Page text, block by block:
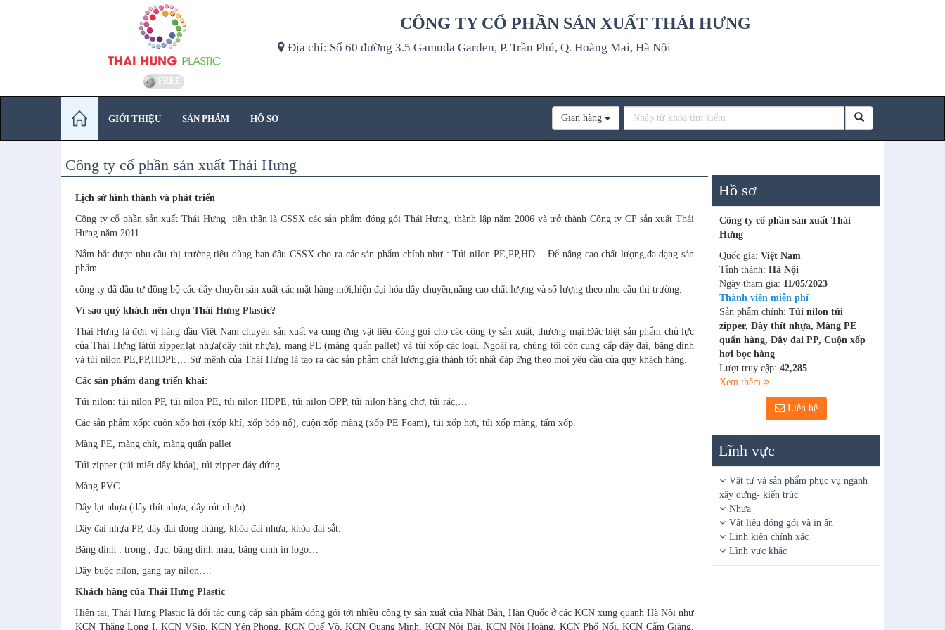
FREE
CÔNG TY CỔ PHẦN SẢN XUẤT THÁI HƯNG
Địa chỉ: Số 60 đường 3.5 Gamuda Garden, P. Trần Phú, Q. Hoàng Mai, Hà Nội
Gian hàng
GIỚI THIỆU SẢN PHẨM HỒ SƠ
Hồ sơ
Công ty cổ phần sản xuất Thái
Hưng
Quốc gia: Việt Nam
Tỉnh thành: Hà Nội
Ngày tham gia: 11/05/2023
Thành viên miễn phí
Sản phẩm chính: Túi nilon túi
zipper, Dây thít nhựa, Màng PE
quấn hàng, Dây đai PP, Cuộn xốp
hơi bọc hàng
Lượt truy cập: 42,285
Xem thêm
Liên hệ
Lĩnh vực
Vật tư và sản phẩm phục vụ ngành
xây dựng- kiến trúc
Nhựa
Vật liệu đóng gói và in ấn
Linh kiện chính xác
Lĩnh vực khác
Công ty cổ phần sản xuất Thái Hưng
Lịch sử hình thành và phát triển
Công ty cổ phần sản xuất Thái Hưng tiền thân là CSSX các sản phẩm đóng gói Thái Hưng, thành lập năm 2006 và trở thành Công ty CP sản xuất Thái
Hưng năm 2011
Nắm bắt được nhu cầu thị trường tiêu dùng ban đầu CSSX cho ra các sản phẩm chính như : Túi nilon PE,PP,HD …Để nâng cao chất lượng,đa dạng sản
phẩm
công ty đã đầu tư đồng bộ các dây chuyền sản xuất các mặt hàng mới,hiện đại hóa dây chuyền,nâng cao chất lượng và số lượng theo nhu cầu thị trường.
Vì sao quý khách nên chọn Thái Hưng Plastic?
Thái Hưng là đơn vị hàng đầu Việt Nam chuyên sản xuất và cung ứng vật liệu đóng gói cho các công ty sản xuất, thương mại.Đăc biệt sản phẩm chủ lực
của Thái Hưng làtúi zipper,lạt nhựa(dây thít nhựa), màng PE (màng quấn pallet) và túi xốp các loại. Ngoài ra, chúng tôi còn cung cấp dây đai, băng dính
và túi nilon PE,PP,HDPE,…Sứ mệnh của Thái Hưng là tạo ra các sản phẩm chất lượng,giá thành tốt nhất đáp ứng theo mọi yêu cầu của quý khách hàng.
Các sản phẩm đang triển khai:
Túi nilon: túi nilon PP, túi nilon PE, túi nilon HDPE, túi nilon OPP, túi nilon hàng chợ, túi rác,…
Các sản phẩm xốp: cuộn xốp hơi (xốp khí, xốp bóp nổ), cuộn xốp màng (xốp PE Foam), túi xốp hơi, túi xốp màng, tấm xốp.
Màng PE, màng chít, màng quấn pallet
Túi zipper (túi miết dây khóa), túi zipper đáy đứng
Màng PVC
Dây lạt nhựa (dây thít nhựa, dây rút nhựa)
Dây đai nhựa PP, dây đai đóng thùng, khóa đai nhựa, khóa đai sắt.
Băng dính : trong , đục, băng dính màu, băng dính in logo…
Dây buộc nilon, gang tay nilon….
Khách hàng của Thái Hưng Plastic
Hiện tại, Thái Hưng Plastic là đối tác cung cấp sản phẩm đóng gói tới nhiều công ty sản xuất của Nhật Bản, Hàn Quốc ở các KCN xung quanh Hà Nội như
KCN Thăng Long I, KCN VSip, KCN Yên Phong, KCN Quế Võ, KCN Quang Minh, KCN Nội Bài, KCN Nội Hoàng, KCN Phố Nối, KCN Cẩm Giàng,